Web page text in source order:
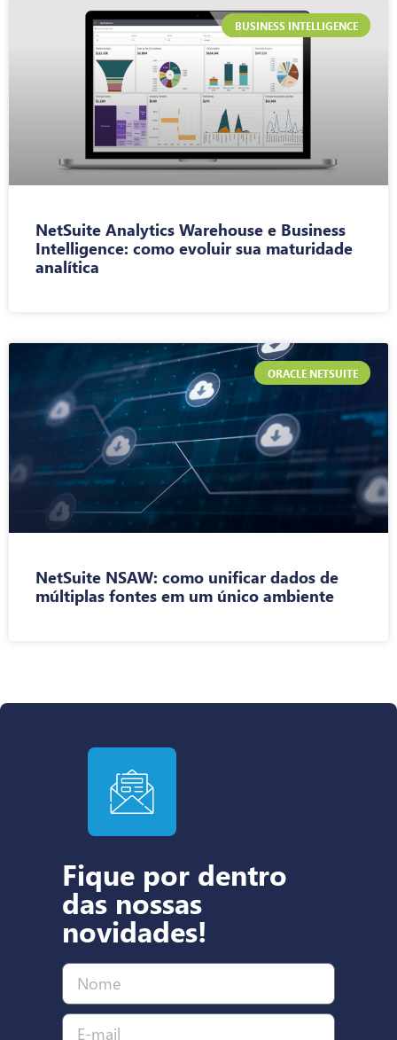
BUSINESS INTELLIGENCE
NetSuite Analytics Warehouse e Business
Intelligence: como evoluir sua maturidade
analítica
ORACLE NETSUITE
NetSuite NSAW: como unificar dados de
múltiplas fontes em um único ambiente
Fique por dentro
das nossas
novidades!